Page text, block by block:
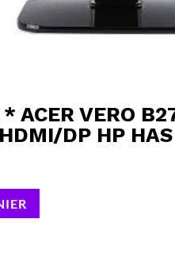
ACER VERO
DP HP